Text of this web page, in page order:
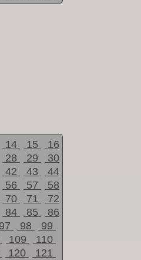
14 15
16
28 29
30
42 43
44
56 57
58
70 71
72
84 85
86
97 98
99
109
110
120
121